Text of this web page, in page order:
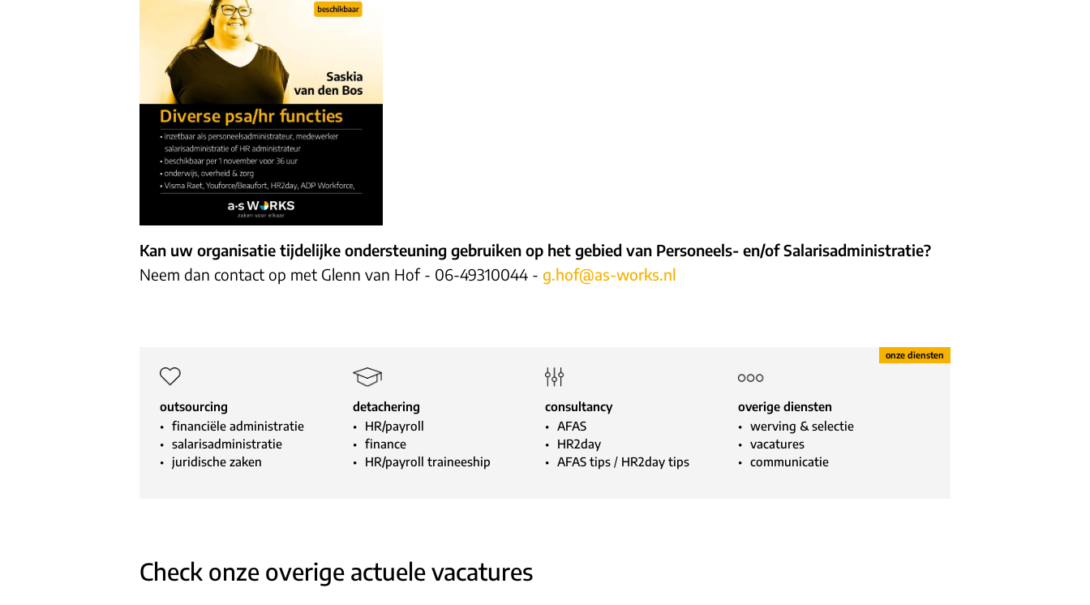
Kan uw organisatie tijdelijke ondersteuning gebruiken op het gebied van Personeels- en/of Salarisadministratie?
Neem dan contact op met Glenn van Hof - 06-49310044 - g.hof@as-works.nl
outsourcing
financiële administratie
salarisadministratie
juridische zaken
detachering
HR/payroll
finance
HR/payroll traineeship
consultancy
AFAS
HR2day
AFAS tips / HR2day tips
overige diensten
werving & selectie
vacatures
communicatie
Check onze overige actuele vacatures